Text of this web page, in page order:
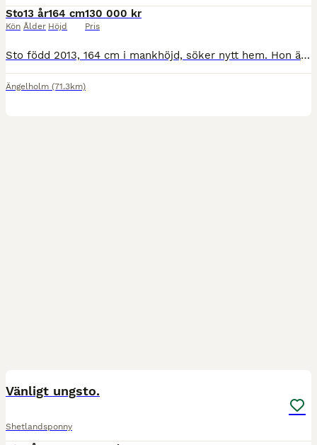
Sto
Kön
13 år
Ålder
164 cm
Höjd
130 000 kr
Pris
Sto född 2013, 164 cm i mankhöjd, söker nytt hem. Hon är snäll och trevlig okomplicerad i all hantering. Har haft 3 st föl, finns att se på gården. Ingen skadehistorik. Passar en ryttare som kommit en bit i sin ridning. Säljes pga för många hästar. Tävlad med placering i 110, har mer att ge. Pris kan diskuteras vid snabb och smidig affär 😊
Ängelholm (71.3km)
Vänligt ungsto.
Shetlandsponny